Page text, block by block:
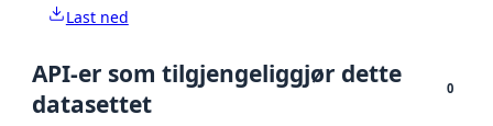
Last ned
API-er som tilgjengeliggjør dette
datasettet
0